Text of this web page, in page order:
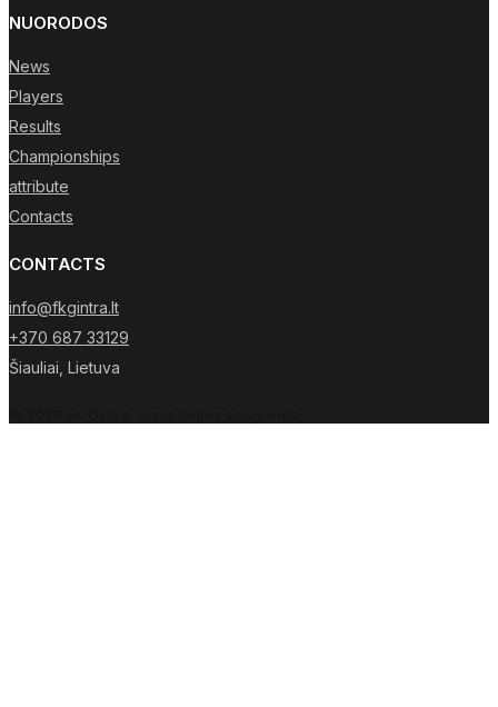
NUORODOS
News
Players
Results
Championships
attribute
Contacts
CONTACTS
info@fkgintra.lt
+370 687 33129
Šiauliai, Lietuva